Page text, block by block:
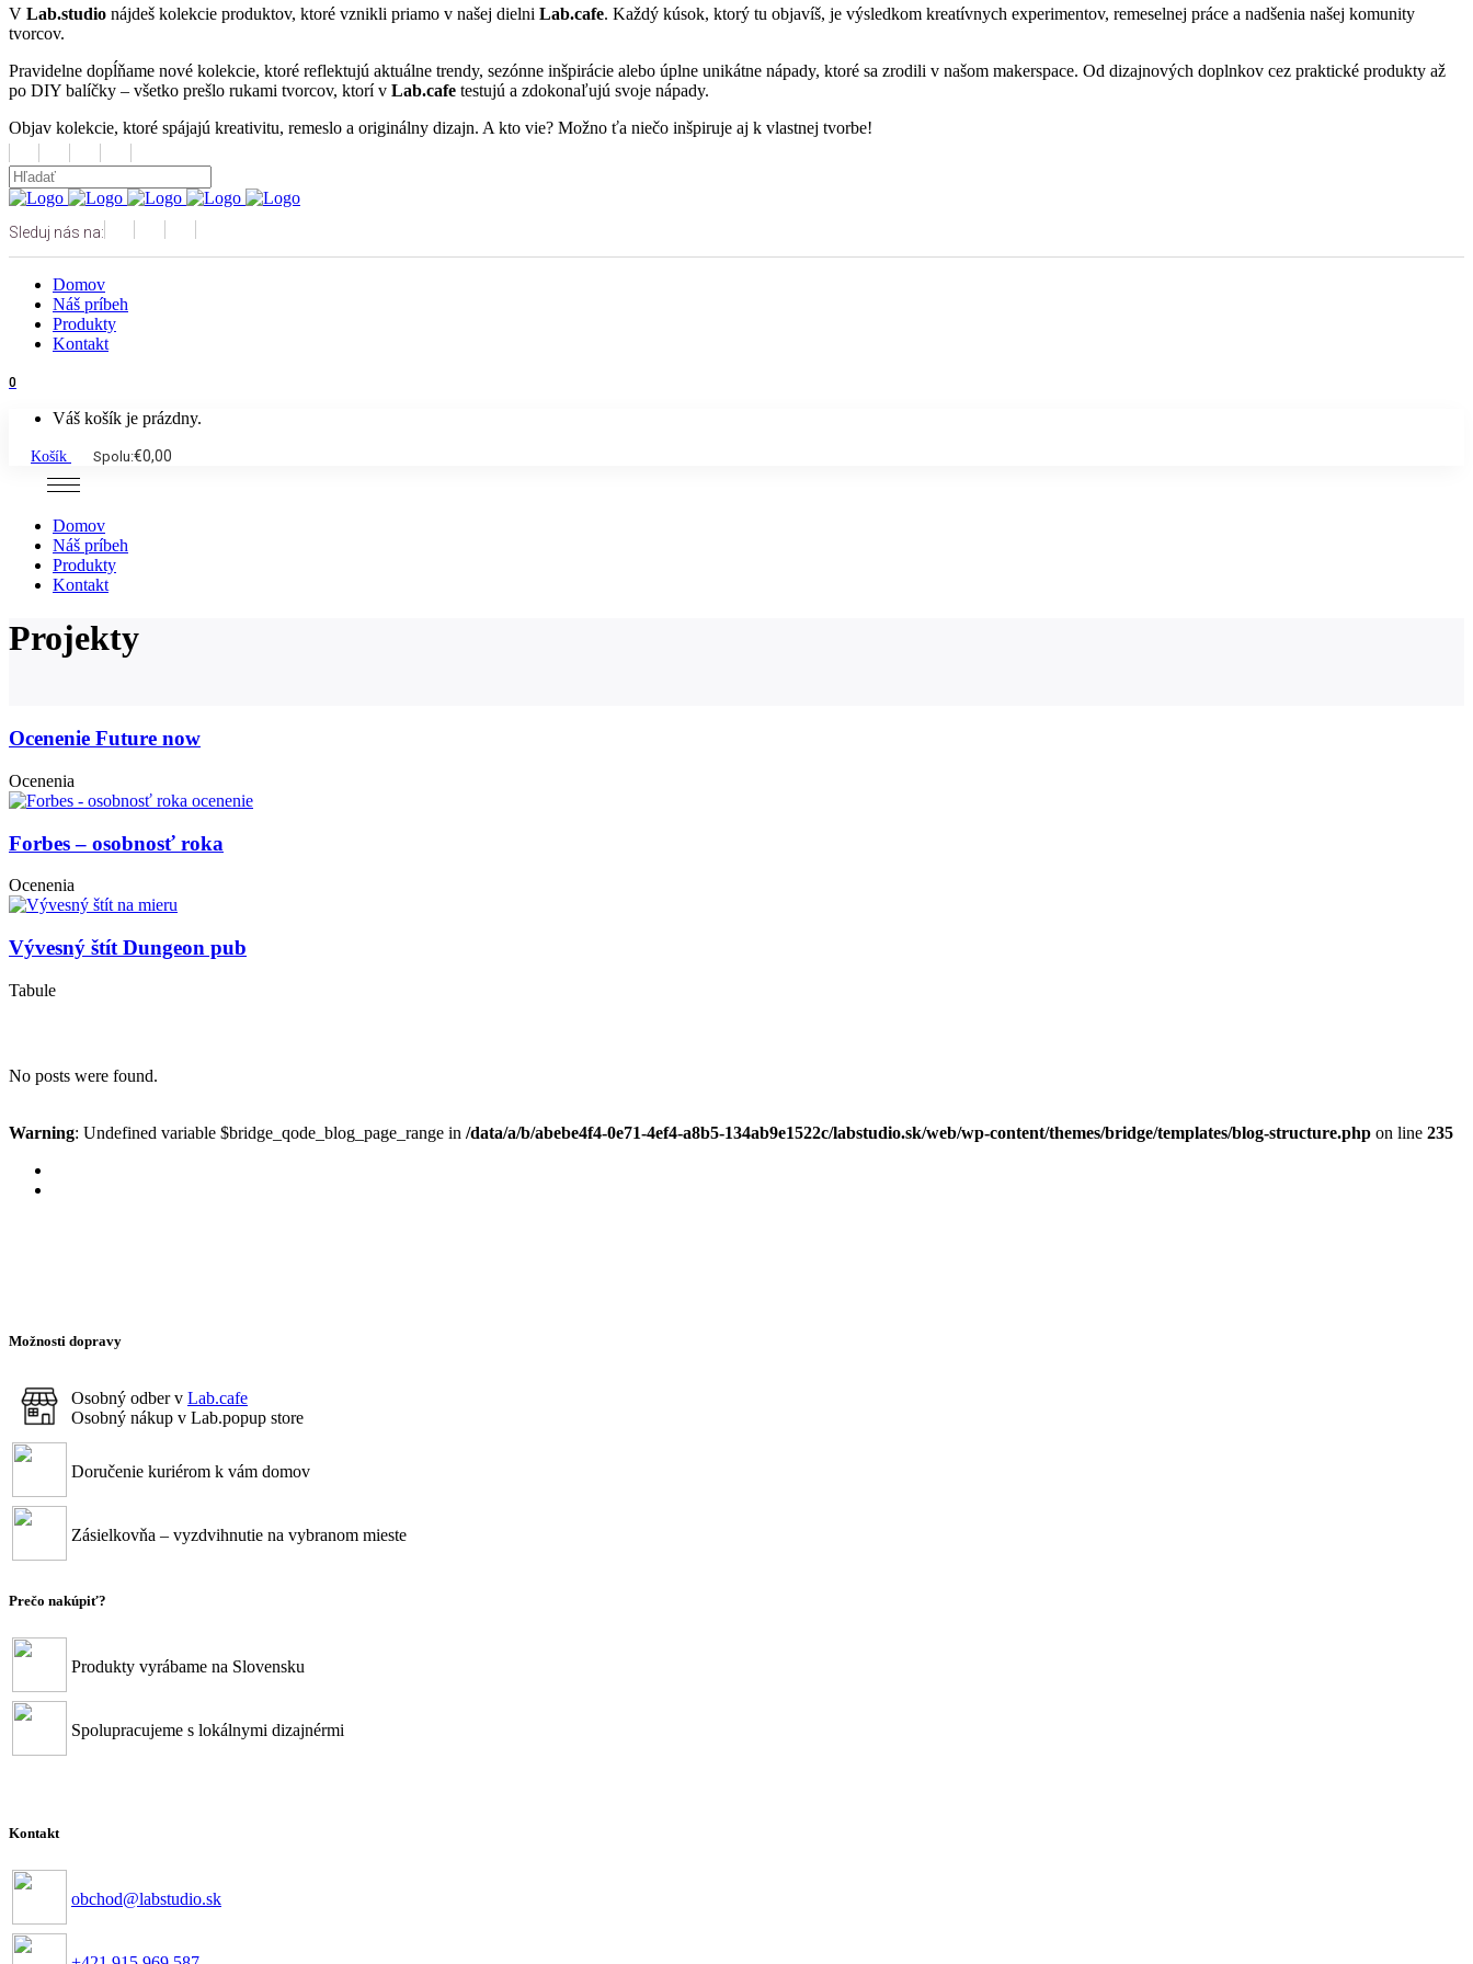
V Lab.studio nájdeš kolekcie produktov, ktoré vznikli priamo v našej dielni Lab.cafe. Každý kúsok, ktorý tu objavíš, je výsledkom kreatívnych experimentov, remeselnej práce a nadšenia našej komunity
tvorcov.
Pravidelne dopĺňame nové kolekcie, ktoré reflektujú aktuálne trendy, sezónne inšpirácie alebo úplne unikátne nápady, ktoré sa zrodili v našom makerspace. Od dizajnových doplnkov cez praktické produkty až
po DIY balíčky – všetko prešlo rukami tvorcov, ktorí v Lab.cafe testujú a zdokonaľujú svoje nápady.
Objav kolekcie, ktoré spájajú kreativitu, remeslo a originálny dizajn. A kto vie? Možno ťa niečo inšpiruje aj k vlastnej tvorbe!
Sleduj nás na:
Domov
Náš príbeh
Produkty
Kontakt
0
Váš košík je prázdny.
Košík Spolu:€0,00
Domov
Náš príbeh
Produkty
Kontakt
Projekty
Ocenenie Future now
Ocenenia
Forbes – osobnosť roka
Ocenenia
Vývesný štít Dungeon pub
Tabule
No posts were found.
Warning: Undefined variable $bridge_qode_blog_page_range in /data/a/b/abebe4f4-0e71-4ef4-a8b5-134ab9e1522c/labstudio.sk/web/wp-content/themes/bridge/templates/blog-structure.php on line 235
Možnosti dopravy
Osobný odber v Lab.cafe
Osobný nákup v Lab.popup store
Doručenie kuriérom k vám domov
Zásielkovňa – vyzdvihnutie na vybranom mieste
Prečo nakúpiť?
Produkty vyrábame na Slovensku
Spolupracujeme s lokálnymi dizajnérmi
Kontakt
obchod@labstudio.sk